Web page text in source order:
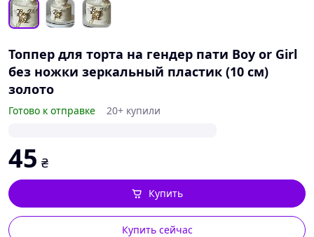
Топпер для торта на гендер пати Boy or Girl
без ножки зеркальный пластик (10 см)
золото
Готово к отправке 20+ купили
45 ₴
Купить сейчас
Купить